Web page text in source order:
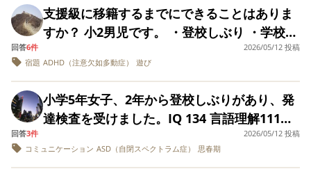
です。 保健室の先生の口調が移っていること
から、よく保健室に登校してるようだと、娘
からききました。 何かの障害では後退したり
すると聞いた事がありますが、そう言う状態
なのかな…とか、よく泣いているなんて、し
んどいのではないか？とか思うと居た堪れな
くなります。 何故、普通学級へ親は通わせて
いるのか… 診断を受ける気はないのか… 外野
っていたと理解しました。 受験前は工場での
組み立て作業を希望していましたが処理速度
が低いため おすすめしないとのことでした。
逆に言語理解が高いことから営業や販売など
の言葉を使った仕事が向いていると 言われま
したが、ピンときません(営業だって処理速度
果が出て困惑していますが 得意を生かして人
支援級に移籍するまでにできることはありま
すか？ 小2男児です。 ・登校しぶり ・学校で
話ができない(挨拶ができない、質問に答えら
れない) ・授業に集中できない、プリントや
う ・宿題も同じように集中できず、時間がか
かる(先に遊びたい、お腹空いた、暑い、眠い
などと言う) など困っており、児童精神科の
初診待ちです。 昨年末に市の発達支援センタ
回答6件
2026/05/12 投稿
宿題 ADHD（注意欠如多動症） 遊び
小学5年女子、2年から登校しぶりがあり、発
達検査を受けました。IQ 134 言語理解111、
知覚推理132、ワーキングメモリ126、処理速
度138です。学校では特に問題なく友達関係
回答3件
2026/05/12 投稿
コミュニケーション ASD（自閉スペクトラム症） 思春期